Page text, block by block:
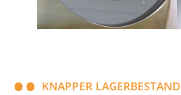
KNAPPER LAGERBESTAND